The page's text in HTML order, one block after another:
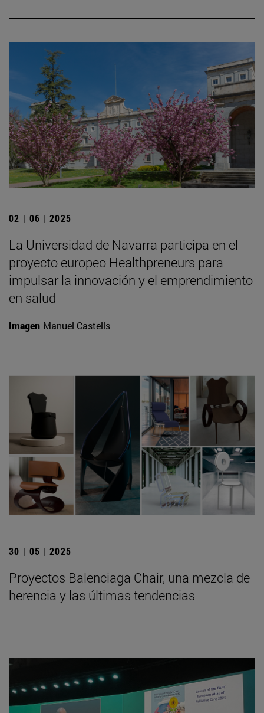
02 | 06 | 2025
La Universidad de Navarra participa en el
proyecto europeo Healthpreneurs para
impulsar la innovación y el emprendimiento
en salud
Imagen Manuel Castells
30 | 05 | 2025
Proyectos Balenciaga Chair, una mezcla de
herencia y las últimas tendencias